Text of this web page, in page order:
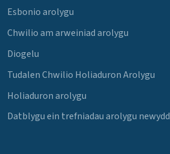
Esbonio arolygu
Chwilio am arweiniad arolygu
Diogelu
Tudalen Chwilio Holiaduron Arolygu
Holiaduron arolygu
Datblygu ein trefniadau arolygu newydd